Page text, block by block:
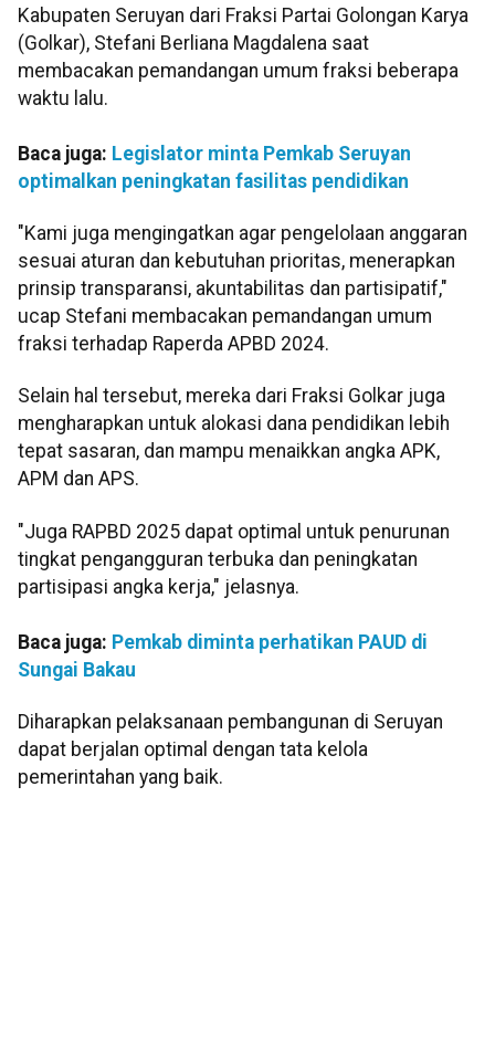
Kabupaten Seruyan dari Fraksi Partai Golongan Karya
(Golkar), Stefani Berliana Magdalena saat
membacakan pemandangan umum fraksi beberapa
waktu lalu.
Baca juga: Legislator minta Pemkab Seruyan
optimalkan peningkatan fasilitas pendidikan
"Kami juga mengingatkan agar pengelolaan anggaran
sesuai aturan dan kebutuhan prioritas, menerapkan
prinsip transparansi, akuntabilitas dan partisipatif,"
ucap Stefani membacakan pemandangan umum
fraksi terhadap Raperda APBD 2024.
Selain hal tersebut, mereka dari Fraksi Golkar juga
mengharapkan untuk alokasi dana pendidikan lebih
tepat sasaran, dan mampu menaikkan angka APK,
APM dan APS.
"Juga RAPBD 2025 dapat optimal untuk penurunan
tingkat pengangguran terbuka dan peningkatan
partisipasi angka kerja," jelasnya.
Baca juga: Pemkab diminta perhatikan PAUD di
Sungai Bakau
Diharapkan pelaksanaan pembangunan di Seruyan
dapat berjalan optimal dengan tata kelola
pemerintahan yang baik.